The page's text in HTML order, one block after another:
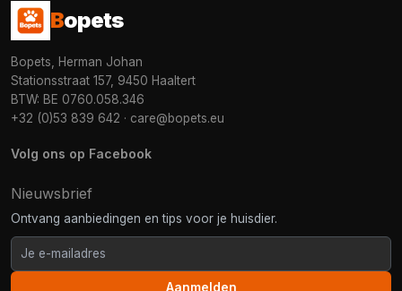
Bopets
Bopets, Herman Johan
Stationsstraat 157, 9450 Haaltert
BTW: BE 0760.058.346
+32 (0)53 839 642 · care@bopets.eu
Volg ons op Facebook
Nieuwsbrief
Ontvang aanbiedingen en tips voor je huisdier.
Aanmelden